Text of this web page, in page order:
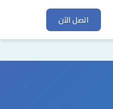
اتصل الآن